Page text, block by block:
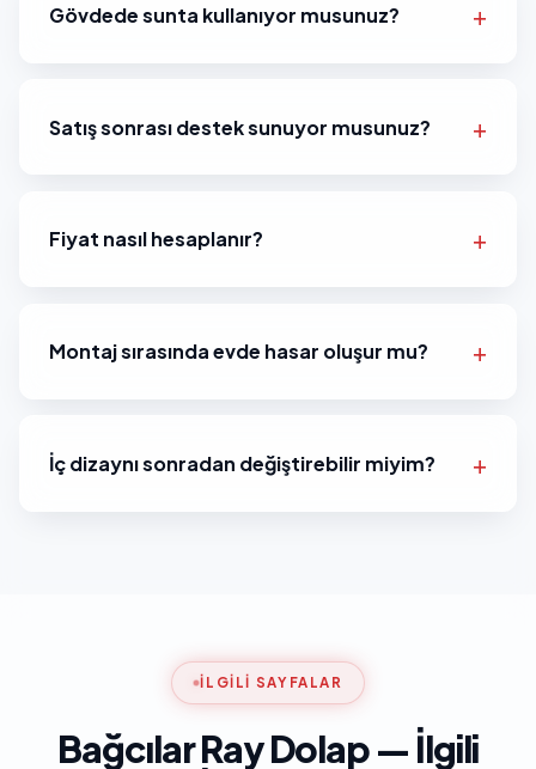
Gövdede sunta kullanıyor musunuz?
Satış sonrası destek sunuyor musunuz?
Fiyat nasıl hesaplanır?
Montaj sırasında evde hasar oluşur mu?
İç dizaynı sonradan değiştirebilir miyim?
İLGILI SAYFALAR
Bağcılar Ray Dolap — İlgili